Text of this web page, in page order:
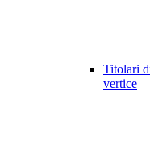
Titolari
vertice